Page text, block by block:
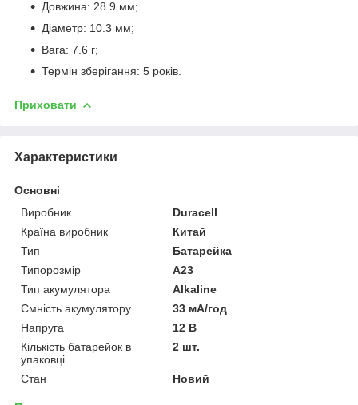
Довжина: 28.9 мм;
Діаметр: 10.3 мм;
Вага: 7.6 г;
Термін зберігання: 5 років.
Приховати
Характеристики
Основні
Виробник
Duracell
Країна виробник
Китай
Тип
Батарейка
Типорозмір
A23
Тип акумулятора
Alkaline
Ємність акумулятору
33 мА/год
Напруга
12 В
Кількість батарейок в
упаковці
2 шт.
Стан Новий